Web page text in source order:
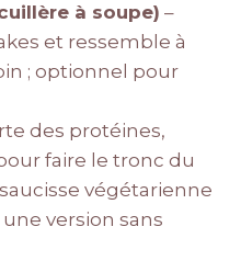
à soupe) –
et ressemble à
; optionnel pour
des protéines,
faire le tronc du
végétarienne
version sans